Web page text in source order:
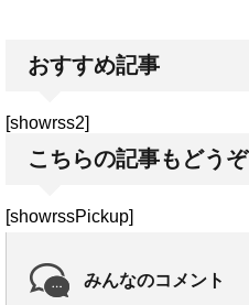
おすすめ記事
[showrss2]
こちらの記事もどうぞ
[showrssPickup]
みんなのコメント